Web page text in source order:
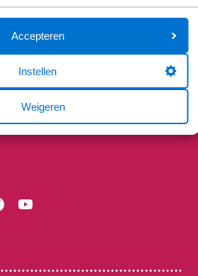
Accepteren
Instellen
Weigeren